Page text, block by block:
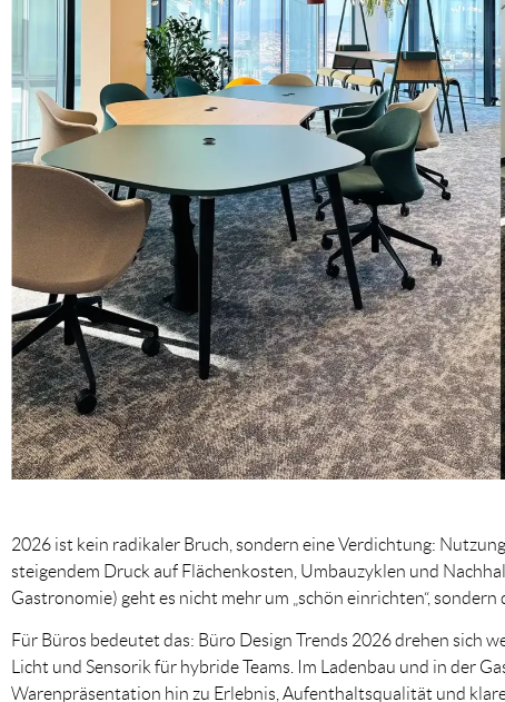
2026 ist kein radikaler Bruch, sondern eine Verdichtung:
steigendem Druck auf Flächenkosten, Umbauzyklen und
Gastronomie) geht es nicht mehr um „schön einrichten“, sondern
Für Büros bedeutet das: Büro Design Trends 2026 drehen sich
Licht und Sensorik für hybride Teams. Im Ladenbau und in der
Warenpräsentation hin zu Erlebnis, Aufenthaltsqualität und